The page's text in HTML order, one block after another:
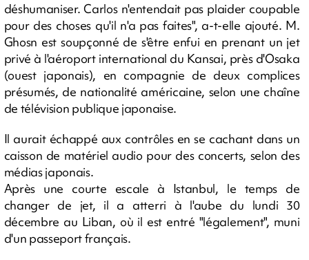
déshumaniser. Carlos n'entendait pas plaider coupable
pour des choses qu'il n'a pas faites", a-t-elle ajouté. M.
Ghosn est soupçonné de s'être enfui en prenant un jet
privé à l'aéroport international du Kansai, près d'Osaka
(ouest japonais), en compagnie de deux complices
présumés, de nationalité américaine, selon une chaîne
de télévision publique japonaise.
Il aurait échappé aux contrôles en se cachant dans un
caisson de matériel audio pour des concerts, selon des
médias japonais.
Après une courte escale à Istanbul, le temps de
changer de jet, il a atterri à l'aube du lundi 30
décembre au Liban, où il est entré "légalement", muni
d'un passeport français.